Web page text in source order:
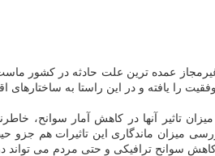
عمده ترین علت حادثه در كشور ماست
را یافته و در این راستا به
تاثیر آنها در كاهش آمار سوانح،
میزان ماندگاری این تاثیرات هم
سوانح ترافیكی و حتی مردم می تواند در